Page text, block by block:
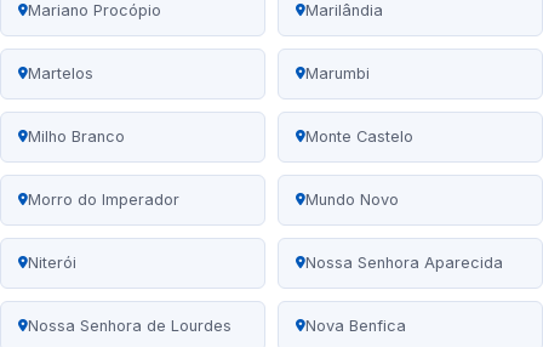
Mariano Procópio Marilândia
Martelos Marumbi
Milho Branco Monte Castelo
Morro do Imperador Mundo Novo
Niterói Nossa Senhora Aparecida
Nossa Senhora de Lourdes Nova Benfica